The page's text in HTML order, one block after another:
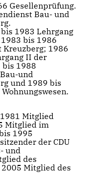
Gesellenprüfung.
Bau- und
1983 Lehrgang
bis 1986
Kreuzberg; 1986
II der
bis 1988
und
und 1989 bis
Mitglied
Mitglied im
1995
der CDU
und
des
Mitglied des